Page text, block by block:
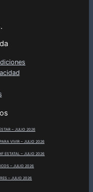
– JULIO 2026
VIVIR – JULIO 2026
ESTATAL – JULIO 2026
– JULIO 2026
– JULIO 2026